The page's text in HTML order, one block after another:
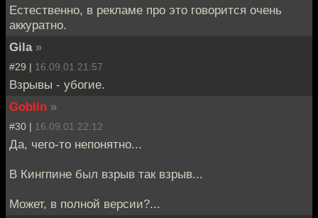
Естественно, в рекламе про это говорится очень
аккуратно.
Gila »
#29 | 16.09.01 21:57
Взрывы - убогие.
Goblin »
#30 | 16.09.01 22:12
Да, чего-то непонятно...
В Кингпине был взрыв так взрыв...
Может, в полной версии?...